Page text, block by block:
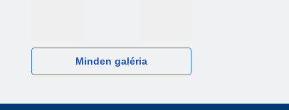
Minden galéria